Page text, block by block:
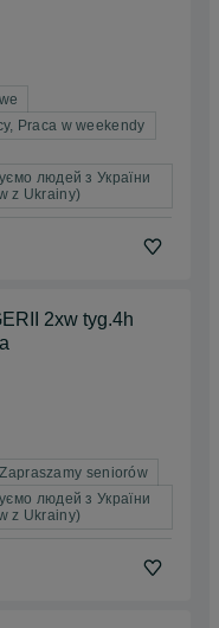
Praca w weekendy
людей з України
z Ukrainy)
2xw tyg.4h
Zapraszamy seniorów
людей з України
z Ukrainy)